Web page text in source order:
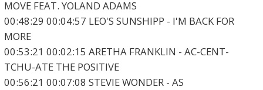
MOVE FEAT. YOLAND ADAMS
00:48:29 00:04:57 LEO'S SUNSHIPP - I'M BACK FOR
MORE
00:53:21 00:02:15 ARETHA FRANKLIN - AC-CENT-
TCHU-ATE THE POSITIVE
00:56:21 00:07:08 STEVIE WONDER - AS